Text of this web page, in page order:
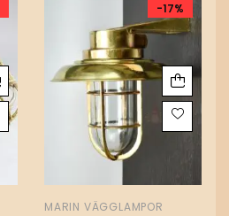
-17%
MARIN VÄGGLAMPOR